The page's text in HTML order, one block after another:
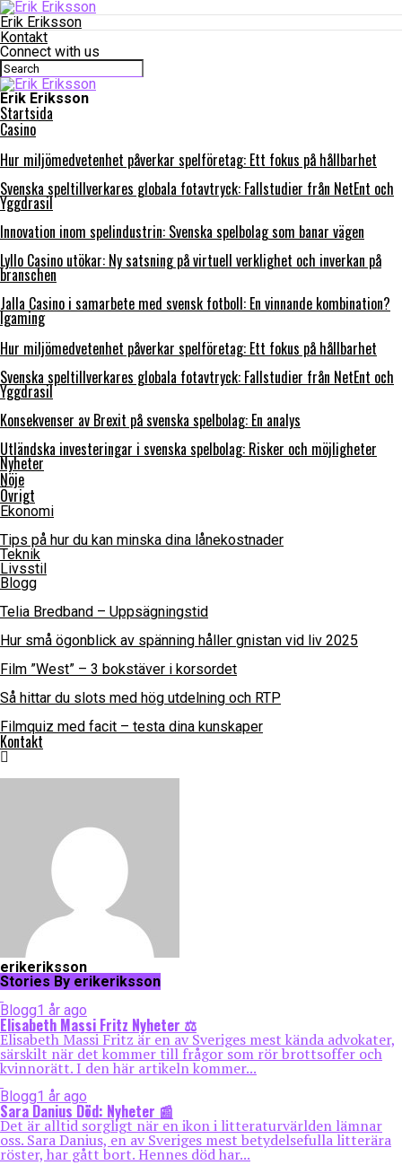
Erik Eriksson
Kontakt
Connect with us
Erik Eriksson
Startsida
Casino
Hur miljömedvetenhet påverkar spelföretag: Ett fokus på hållbarhet
Svenska speltillverkares globala fotavtryck: Fallstudier från NetEnt och
Yggdrasil
Innovation inom spelindustrin: Svenska spelbolag som banar vägen
Lyllo Casino utökar: Ny satsning på virtuell verklighet och inverkan på
branschen
Jalla Casino i samarbete med svensk fotboll: En vinnande kombination?
Igaming
Hur miljömedvetenhet påverkar spelföretag: Ett fokus på hållbarhet
Svenska speltillverkares globala fotavtryck: Fallstudier från NetEnt och
Yggdrasil
Konsekvenser av Brexit på svenska spelbolag: En analys
Utländska investeringar i svenska spelbolag: Risker och möjligheter
Nyheter
Nöje
Övrigt
Ekonomi
Tips på hur du kan minska dina lånekostnader
Teknik
Livsstil
Blogg
Telia Bredband – Uppsägningstid
Hur små ögonblick av spänning håller gnistan vid liv 2025
Film ”West” – 3 bokstäver i korsordet
Så hittar du slots med hög utdelning och RTP
Filmquiz med facit – testa dina kunskaper
Kontakt
erikeriksson
Stories By erikeriksson
Blogg1 år ago
Elisabeth Massi Fritz Nyheter ⚖️
Elisabeth Massi Fritz är en av Sveriges mest kända advokater,
särskilt när det kommer till frågor som rör brottsoffer och
kvinnorätt. I den här artikeln kommer...
Blogg1 år ago
Sara Danius Död: Nyheter 📰
Det är alltid sorgligt när en ikon i litteraturvärlden lämnar
oss. Sara Danius, en av Sveriges mest betydelsefulla litterära
röster, har gått bort. Hennes död har...